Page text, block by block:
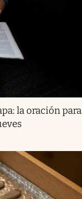
la oración para